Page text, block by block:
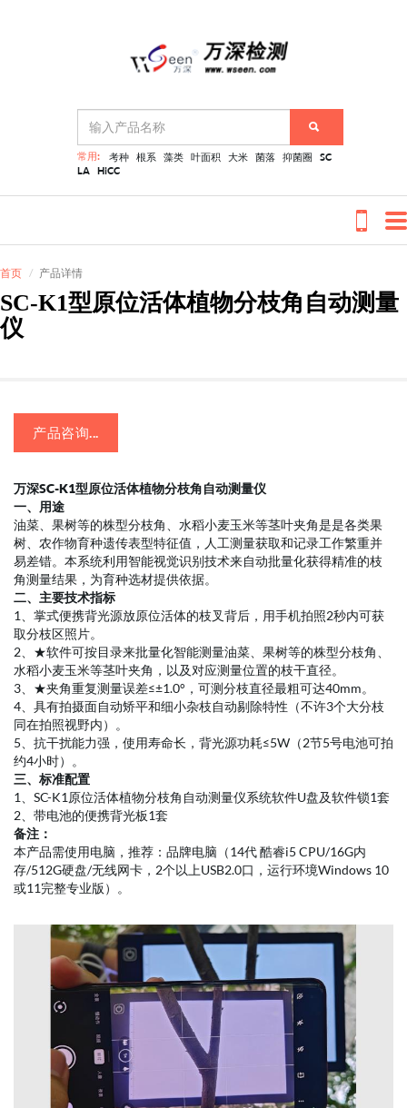
常用: 考种 根系 藻类 叶面积 大米 菌落 抑菌圈 SC
LA HiCC
首页 产品详情
SC-K1型原位活体植物分枝角自动测量
仪
产品咨询...
万深SC-K1型原位活体植物分枝角自动测量仪
一、用途
油菜、果树等的株型分枝角、水稻小麦玉米等茎叶夹角是是各类果
树、农作物育种遗传表型特征值，人工测量获取和记录工作繁重并
易差错。本系统利用智能视觉识别技术来自动批量化获得精准的枝
角测量结果，为育种选材提供依据。
二、主要技术指标
1、掌式便携背光源放原位活体的枝叉背后，用手机拍照2秒内可获
取分枝区照片。
2、★软件可按目录来批量化智能测量油菜、果树等的株型分枝角、
水稻小麦玉米等茎叶夹角，以及对应测量位置的枝干直径。
3、★夹角重复测量误差≤±1.0°，可测分枝直径最粗可达40mm。
4、具有拍摄面自动矫平和细小杂枝自动剔除特性（不许3个大分枝
同在拍照视野内）。
5、抗干扰能力强，使用寿命长，背光源功耗≤5W（2节5号电池可拍
约4小时）。
三、标准配置
1、SC-K1原位活体植物分枝角自动测量仪系统软件U盘及软件锁1套
2、带电池的便携背光板1套
备注：
本产品需使用电脑，推荐：品牌电脑（14代 酷睿i5 CPU/16G内
存/512G硬盘/无线网卡，2个以上USB2.0口，运行环境Windows 10
或11完整专业版）。